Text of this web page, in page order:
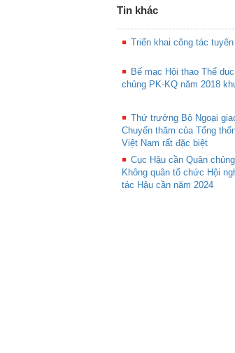
Tin khác
Triển khai công tác tuyên
Bế mạc Hội thao Thể
chủng PK-KQ năm 2018
Thứ trưởng Bộ Ngoại
Chuyến thăm của Tổng
Việt Nam rất đặc biệt
Cục Hậu cần Quân
Không quân tổ chức Hội
tác Hậu cần năm 2024